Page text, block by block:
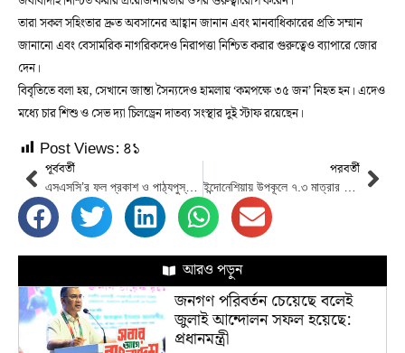
তারা সকল সহিংতার দ্রুত অবসানের আহ্বান জানান এবং মানবাধিকারের প্রতি সম্মান
জানানো এবং বেসামরিক নাগরিকদেও নিরাপত্তা নিশ্চিত করার গুরুত্বেও ব্যাপারে জোর
দেন।
বিবৃতিতে বলা হয়, সেখানে জান্তা সৈন্যদেও হামলায় ‘কমপক্ষে ৩৫ জন’ নিহত হন। এদেও
মধ্যে চার শিশু ও সেভ দ্যা চিলড্রেন দাতব্য সংস্থার দুই স্টাফ রয়েছেন।
Post Views: ৪১
পূর্ববর্তী পরবর্তী
আরও পড়ুন
জনগণ পরিবর্তন চেয়েছে বলেই
জুলাই আন্দোলন সফল হয়েছে:
প্রধানমন্ত্রী